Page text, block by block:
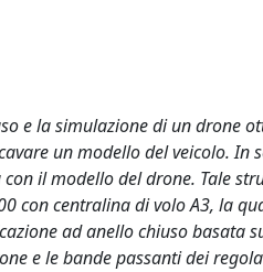
e la simulazione di un drone
un modello del veicolo.
il modello del drone. Tale
con centralina di volo A3, la
ad anello chiuso basata
e le bande passanti dei